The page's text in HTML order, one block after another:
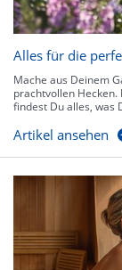
Alles für die
Mache aus Deinem
prachtvollen Hecken.
findest Du alles, was
Artikel ansehen